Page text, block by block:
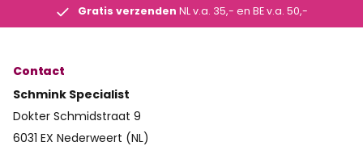
Gratis verzenden NL v.a. 35,- en BE v.a. 50,-
Contact
Schmink Specialist
Dokter Schmidstraat 9
6031 EX Nederweert (NL)